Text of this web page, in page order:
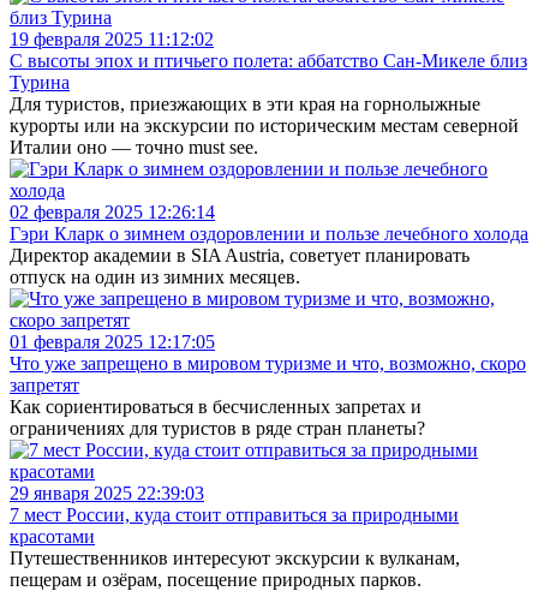
19 февраля 2025 11:12:02
С высоты эпох и птичьего полета: аббатство Сан-Микеле близ
Турина
Для туристов, приезжающих в эти края на горнолыжные
курорты или на экскурсии по историческим местам северной
Италии оно — точно must see.
02 февраля 2025 12:26:14
Гэри Кларк о зимнем оздоровлении и пользе лечебного холода
Директор академии в SIA Austria, советует планировать
отпуск на один из зимних месяцев.
01 февраля 2025 12:17:05
Что уже запрещено в мировом туризме и что, возможно, скоро
запретят
Как сориентироваться в бесчисленных запретах и
ограничениях для туристов в ряде стран планеты?
29 января 2025 22:39:03
7 мест России, куда стоит отправиться за природными
красотами
Путешественников интересуют экскурсии к вулканам,
пещерам и озёрам, посещение природных парков.